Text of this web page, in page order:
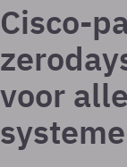
Cisco-
voor